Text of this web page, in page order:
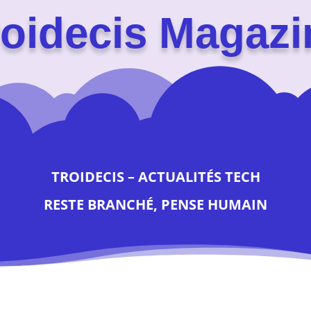
TROIDECIS – ACTUALITÉS TECH
RESTE BRANCHÉ, PENSE HUMAIN